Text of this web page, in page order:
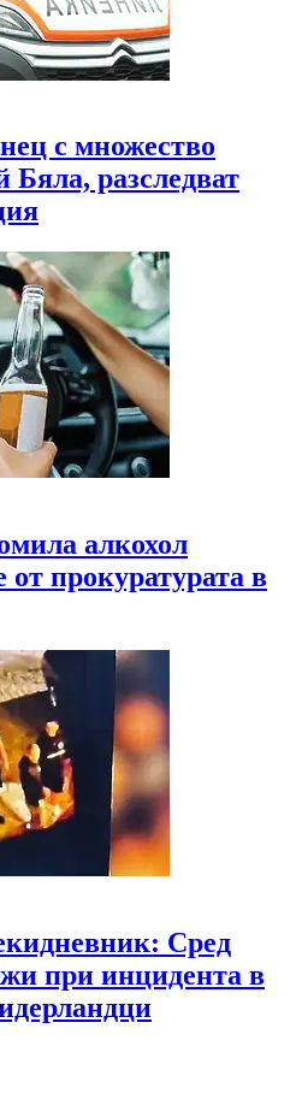
с множество
разследват
алкохол
прокуратурата в
Сред
при инцидента в